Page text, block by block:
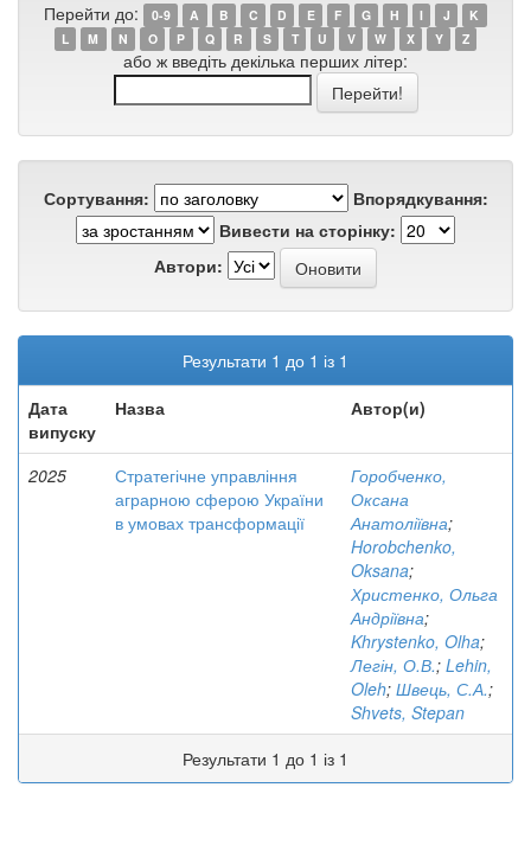
Перейти до: 0-9 A B C D E F G H I J
K
L
M N O P Q R S T U V W X Y Z
або ж введіть декілька перших літер:
Сортування:
Впорядкування:
Вивести на сторінку:
Автори:
Результати 1 до 1 із 1
Дата
випуску
Назва Автор(и)
2025
Стратегічне управління
аграрною сферою України
в умовах трансформації
Горобченко,
Оксана
Анатоліївна;
Horobchenko,
Oksana;
Христенко, Ольга
Андріївна;
Khrystenko, Olha;
Легін, О.В.; Lehin,
Oleh; Швець, С.А.;
Shvets, Stepan
Результати 1 до 1 із 1